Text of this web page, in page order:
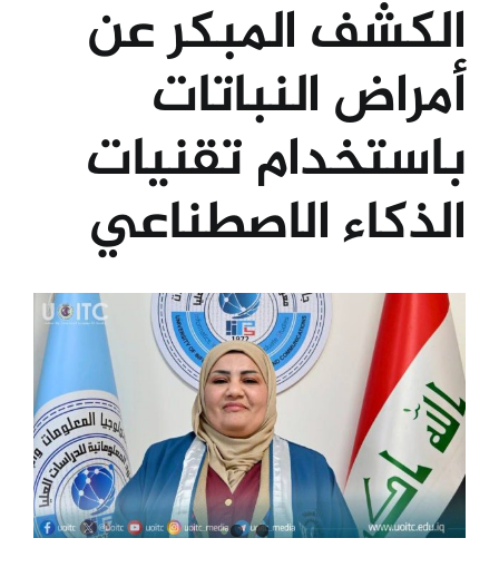
الكشف المبكر عن
أمراض النباتات
باستخدام تقنيات
الذكاء الاصطناعي
View
Larger
Image